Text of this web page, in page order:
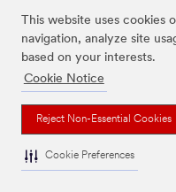
This website uses cookies
navigation, analyze site
based on your interests.
Cookie Notice
Reject Non-Essential Cookies
Cookie Preferences